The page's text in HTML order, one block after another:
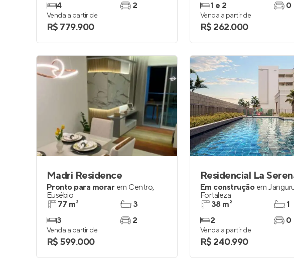
4
2
Venda a partir de
R$ 779.900
1 e 2
0
Venda a partir de
R$ 262.000
Madri Residence
Pronto para morar em Centro,
Eusébio
77 m²
3
3
2
Venda a partir de
R$ 599.000
Residencial La
Em construção em
Fortaleza
38 m²
2
1
0
Venda a partir de
R$ 240.990